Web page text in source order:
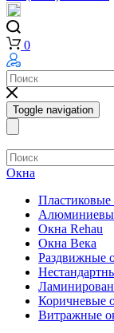
0
Toggle navigation
Окна
Пластиковые
Окна Rehau
Окна Века
Раздвижные
Коричневые
Витражные